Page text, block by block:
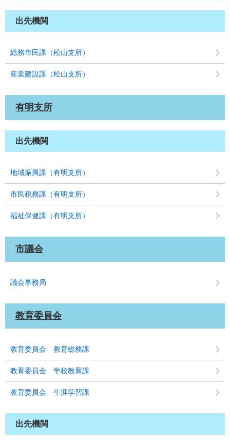
出先機関
総務市民課（松山支所）
産業建設課（松山支所）
有明支所
出先機関
地域振興課（有明支所）
市民税務課（有明支所）
福祉保健課（有明支所）
市議会
議会事務局
教育委員会
教育委員会 教育総務課
教育委員会 学校教育課
教育委員会 生涯学習課
出先機関